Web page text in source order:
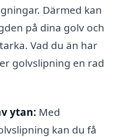
Därmed kan
på dina golv och
Vad du än har
golvslipning en rad
ytan: Med
kan du få